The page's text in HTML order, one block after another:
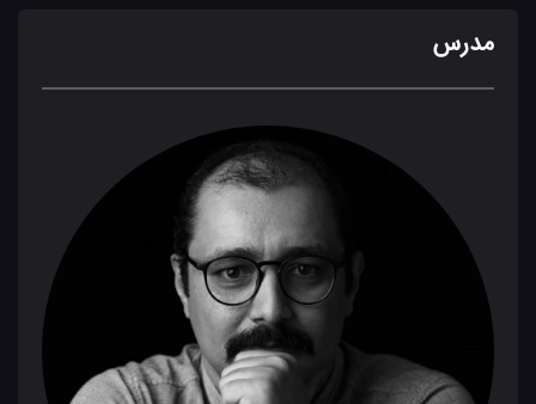
می‌کوشیم در دوره‌ی “آزادی در ایدئالیسم آلمانی” آن را دنبال
کنیم. در این دوره، تلقی کانت از آزادی و سیر و بسط و
تحولِ آن را نزد فیشته، شلینگ، و هگل به بحث می‌گذاریم.
مدرس